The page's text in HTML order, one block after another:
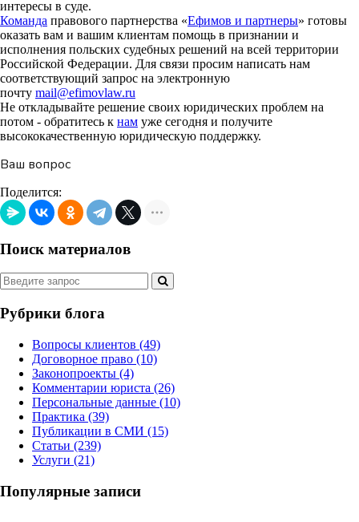
интересы в суде.
Команда правового партнерства «Ефимов и партнеры» готовы
оказать вам и вашим клиентам помощь в признании и
исполнения польских судебных решений на всей территории
Российской Федерации. Для связи просим написать нам
соответствующий запрос на электронную
почту mail@efimovlaw.ru
Не откладывайте решение своих юридических проблем на
потом - обратитесь к нам уже сегодня и получите
высококачественную юридическую поддержку.
Ваш вопрос
Поделится:
Поиск материалов
Рубрики блога
Вопросы клиентов (49)
Договорное право (10)
Законопроекты (4)
Комментарии юриста (26)
Персональные данные (10)
Практика (39)
Публикации в СМИ (15)
Статьи (239)
Услуги (21)
Популярные записи